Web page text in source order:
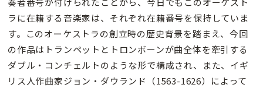
ラに在籍する音楽家は、それぞれ在籍番号を保持していま
す。このオーケストラの創立時の歴史背景を踏まえ、今回
の作品はトランペットとトロンボーンが曲全体を牽引する
ダブル・コンチェルトのような形で構成され、また、イギ
リス人作曲家ジョン・ダウランド（1563-1626）によって